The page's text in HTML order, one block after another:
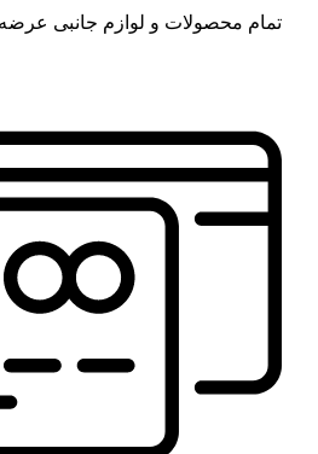
تمام محصولات و لوازم جانبی